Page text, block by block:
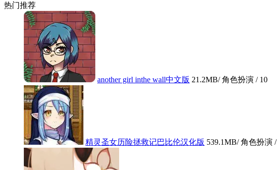
热门推荐
another girl inthe wall中文版 21.2MB/ 角色扮演 / 10
精灵圣女历险拯救记巴比伦汉化版 539.1MB/ 角色扮演 /